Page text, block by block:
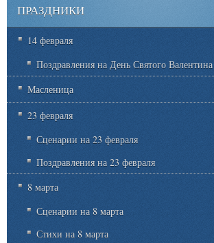
ПРАЗДНИКИ
14 февраля
Поздравления на День Святого Валентина
Масленица
23 февраля
Сценарии на 23 февраля
Поздравления на 23 февраля
8 марта
Сценарии на 8 марта
Стихи на 8 марта